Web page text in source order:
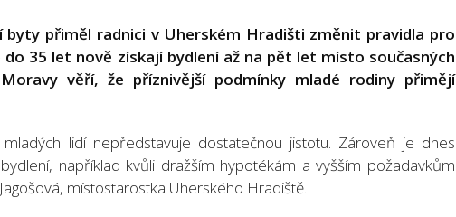
přiměl radnici v Uherském Hradišti změnit pravidla pro
35 let nově získají bydlení až na pět let místo současných
věří, že příznivější podmínky mladé rodiny přimějí
lidí nepředstavuje dostatečnou jistotu. Zároveň je dnes
například kvůli dražším hypotékám a vyšším požadavkům
místostarostka Uherského Hradiště.